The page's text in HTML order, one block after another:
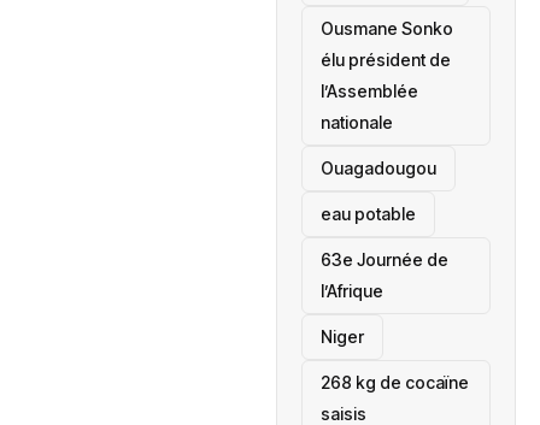
Ousmane Sonko
élu président de
l’Assemblée
nationale
‎Ouagadougou
eau potable
63e Journée de
l’Afrique
‎Niger
268 kg de cocaïne
saisis